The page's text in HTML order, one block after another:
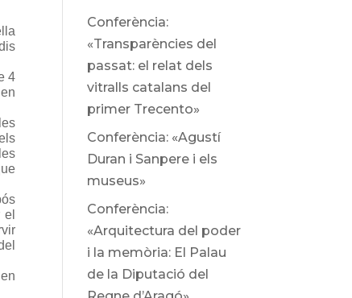
4
Conferència:
«Transparències del
passat: el relat dels
vitralls catalans del
primer Trecento»
Conferència: «Agustí
Duran i Sanpere i els
museus»
Conferència:
«Arquitectura del poder
i la memòria: El Palau
de la Diputació del